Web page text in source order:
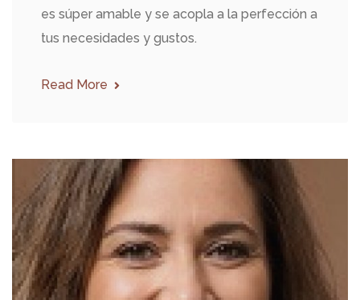
es súper amable y se acopla a la perfección a
tus necesidades y gustos.
Read More